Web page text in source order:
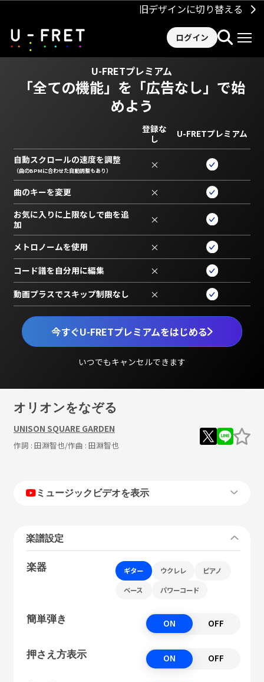
旧デザインに切り替える
ログイン
U-FRETプレミアム
「全ての機能」を 「広告なし」で始
めよう
今すぐU-FRETプレミアムをはじめる
いつでもキャンセルできます
登録な
し
U-FRETプレミアム
自動スクロールの速度を調整
（曲のBPMに合わせた自動調整もあり） ×
曲のキーを変更 ×
お気に入りに上限なしで曲を追
加
×
メトロノームを使用 ×
コード譜を自分用に編集 ×
動画プラスでスキップ制限なし ×
オリオンをなぞる
UNISON SQUARE GARDEN
作詞 : 田淵智也/作曲 : 田淵智也
ミュージックビデオを表示
楽譜設定
楽器 ギター ウクレレ ピアノ
ベース パワーコード
簡単弾き ON OFF
押さえ方表示 ON OFF